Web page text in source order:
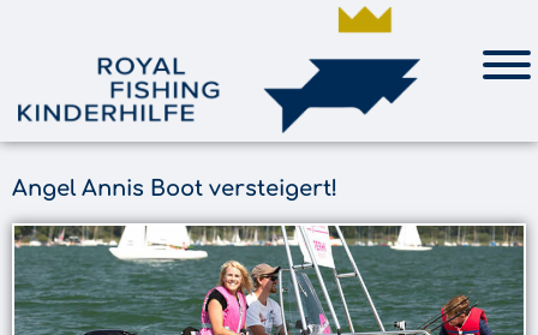
Angel Annis Boot versteigert!